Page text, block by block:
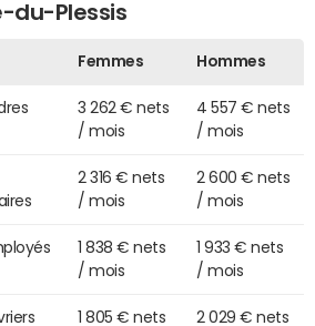
du-Plessis
Femmes Hommes
3 262 € nets
/ mois
4 557 € nets
/ mois
2 316 € nets
/ mois
2 600 € nets
/ mois
1 838 € nets
/ mois
1 933 € nets
/ mois
1 805 € nets
2 029 € nets